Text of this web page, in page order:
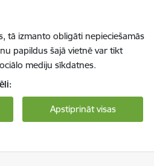
tā izmanto obligāti nepieciešamās
papildus šajā vietnē var tikt
mediju sīkdatnes.
Apstiprināt visas